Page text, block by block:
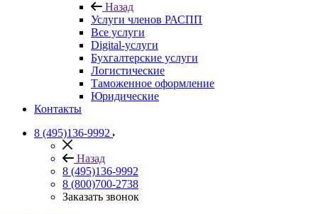
Назад
Услуги членов РАСПП
Все услуги
Digital-услуги
Бухгалтерские услуги
Логистические
Таможенное оформление
Юридические
Контакты
8 (495)136-9992
Назад
8 (495)136-9992
8 (800)700-2738
Заказать звонок